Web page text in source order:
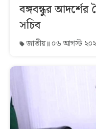
বঙ্গবন্ধুর আদর্শের
সচিব
জাতীয় ০৬ আগস্ট